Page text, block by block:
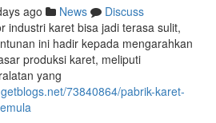
ago News
Discuss
industri karet bisa jadi terasa sulit,
ini hadir kepada mengarahkan
produksi karet, meliputi
yang
73840864/pabrik-karet-